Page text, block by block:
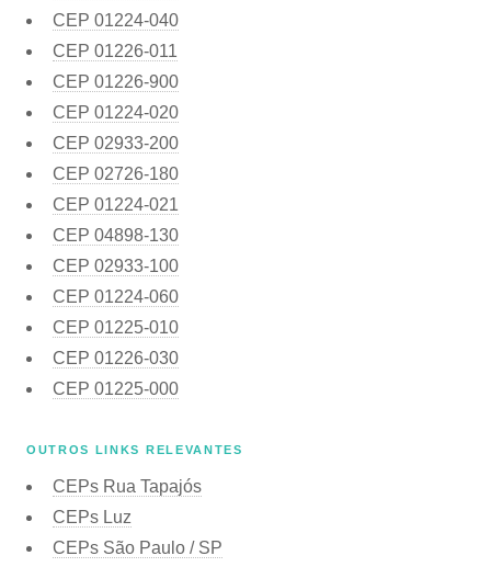
CEP 01224-040
CEP 01226-011
CEP 01226-900
CEP 01224-020
CEP 02933-200
CEP 02726-180
CEP 01224-021
CEP 04898-130
CEP 02933-100
CEP 01224-060
CEP 01225-010
CEP 01226-030
CEP 01225-000
OUTROS LINKS RELEVANTES
CEPs Rua Tapajós
CEPs Luz
CEPs São Paulo / SP